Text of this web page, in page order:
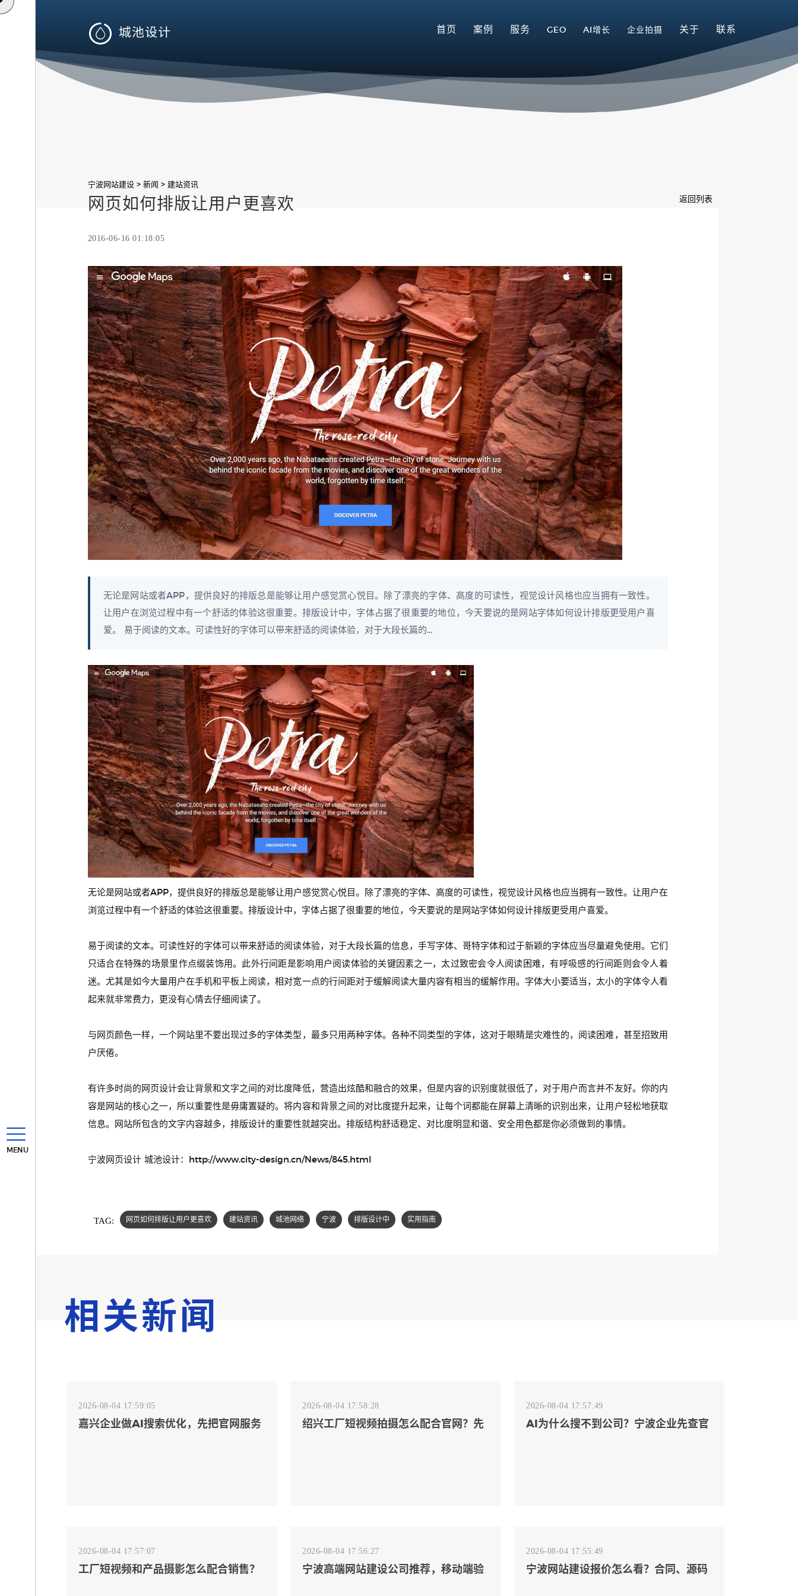
MENU
 首页 案例 服务 GEO AI增长 企业拍摄 关于 联系
宁波网站建设> 新闻 > 建站资讯
返回列表
网页如何排版让用户更喜欢
2016-06-16 01:18:05
无论是网站或者APP，提供良好的排版总是能够让用户感觉赏心悦目。除了漂亮的字体、高度的可读性，视觉设计风格也应当拥有一致性。
让用户在浏览过程中有一个舒适的体验这很重要。排版设计中，字体占据了很重要的地位，今天要说的是网站字体如何设计排版更受用户喜
爱。 易于阅读的文本。可读性好的字体可以带来舒适的阅读体验，对于大段长篇的...
无论是网站或者APP，提供良好的排版总是能够让用户感觉赏心悦目。除了漂亮的字体、高度的可读性，视觉设计风格也应当拥有一致性。让用户在
浏览过程中有一个舒适的体验这很重要。排版设计中，字体占据了很重要的地位，今天要说的是网站字体如何设计排版更受用户喜爱。
易于阅读的文本。可读性好的字体可以带来舒适的阅读体验，对于大段长篇的信息，手写字体、哥特字体和过于新颖的字体应当尽量避免使用。它们
只适合在特殊的场景里作点缀装饰用。此外行间距是影响用户阅读体验的关键因素之一，太过致密会令人阅读困难，有呼吸感的行间距则会令人着
迷。尤其是如今大量用户在手机和平板上阅读，相对宽一点的行间距对于缓解阅读大量内容有相当的缓解作用。字体大小要适当，太小的字体令人看
起来就非常费力，更没有心情去仔细阅读了。
与网页颜色一样，一个网站里不要出现过多的字体类型，最多只用两种字体。各种不同类型的字体，这对于眼睛是灾难性的，阅读困难，甚至招致用
户厌倦。
有许多时尚的网页设计会让背景和文字之间的对比度降低，营造出炫酷和融合的效果，但是内容的识别度就很低了，对于用户而言并不友好。你的内
容是网站的核心之一，所以重要性是毋庸置疑的。将内容和背景之间的对比度提升起来，让每个词都能在屏幕上清晰的识别出来，让用户轻松地获取
信息。网站所包含的文字内容越多，排版设计的重要性就越突出。排版结构舒适稳定、对比度明显和谐、安全用色都是你必须做到的事情。
宁波网页设计 城池设计：http://www.city-design.cn/News/845.html
TAG: 网页如何排版让用户更喜欢 建站资讯 城池网络 宁波 排版设计中 实用指南
相关新闻
2026-08-04 17:59:05
嘉兴企业做AI搜索优化，先把官网服务
2026-08-04 17:58:28
绍兴工厂短视频拍摄怎么配合官网？先
2026-08-04 17:57:49
AI为什么搜不到公司？宁波企业先查官
2026-08-04 17:57:07
工厂短视频和产品摄影怎么配合销售？
2026-08-04 17:56:27
宁波高端网站建设公司推荐，移动端验
2026-08-04 17:55:49
宁波网站建设报价怎么看？合同、源码